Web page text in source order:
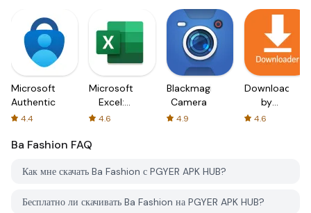
Microsoft
Authenticator
4.4
Microsoft
Excel:
Spreadsheets
4.6
Blackmagic
Camera
4.9
Downloader
by
AFTVnews
4.6
Ba Fashion FAQ
Как мне скачать Ba Fashion с PGYER APK HUB?
Бесплатно ли скачивать Ba Fashion на PGYER APK HUB?